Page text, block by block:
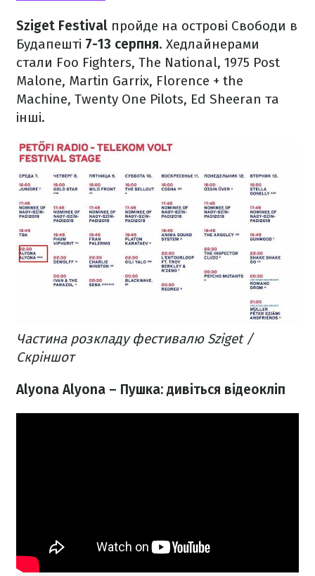
Sziget Festival пройде на острові Свободи в
Будапешті 7-13 серпня. Хедлайнерами
стали Foo Fighters, The National, 1975 Post
Malone, Martin Garrix, Florence + the
Machine, Twenty One Pilots, Ed Sheeran та
інші.
Частина розкладу фестивалю Sziget /
Скріншот
Alyona Alyona – Пушка: дивіться відеокліп